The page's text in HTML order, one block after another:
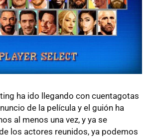
ha ido llegando con cuentagotas
de la película y el guión ha
al menos una vez, y ya se
los actores reunidos, ya podemos